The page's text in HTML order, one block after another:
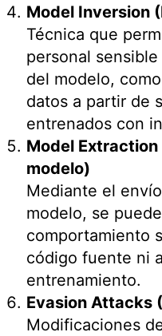
Model Inversion
Técnica que
personal
del modelo,
datos a partir de
entrenados con
Model
modelo)
Mediante el
modelo, se
comportamiento
código fuente ni
entrenamiento.
Evasion Attacks
Modificaciones